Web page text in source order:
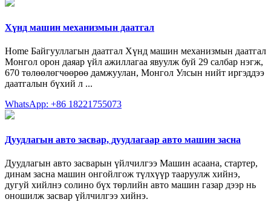
Хүнд машин механизмын даатгал
Home Байгууллагын даатгал Хүнд машин механизмын даатгал
Монгол орон даяар үйл ажиллагаа явуулж буй 29 салбар нэгж,
670 төлөөлөгчөөрөө дамжуулан, Монгол Улсын нийт иргэддээ
даатгалын бүхий л ...
WhatsApp: +86 18221755073
Дуудлагын авто засвар, дуудлагаар авто машин засна
Дуудлагын авто засварын үйлчилгээ Машин асаана, стартер,
динам засна машин онгойлгож түлхүүр тааруулж хийнэ,
дугуй хийлнэ солино бүх тѳрлийн авто машин газар дээр нь
оношилж засвар үйлчилгээ хийнэ.